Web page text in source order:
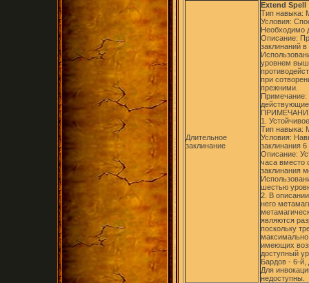
Длительное
заклинание
Extend Spell
Тип навыка:
Условия:
Необходимо
Описание:
заклинаний
уровнем
при
прежними.
Примечание:
1.
Тип навыка:
Условия:
заклинания
Описание:
часа вместо
заклинания
шестью
2. В
него
являются
поскольку
максимально
имеющих
доступный
Бардов - 6-й,
Для
недоступны.